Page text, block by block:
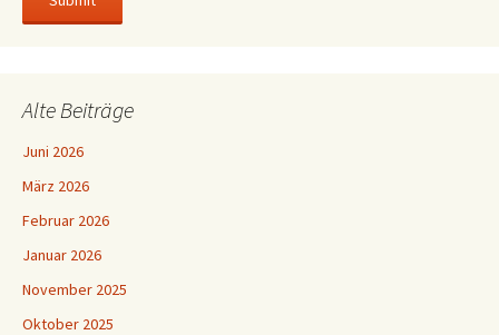
Alte Beiträge
Juni 2026
März 2026
Februar 2026
Januar 2026
November 2025
Oktober 2025